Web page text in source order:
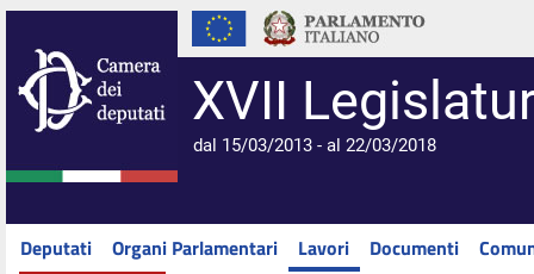
XVII
dal 15/03/2013 - al 22/03/2018
Deputati Organi Parlamentari Lavori Documenti